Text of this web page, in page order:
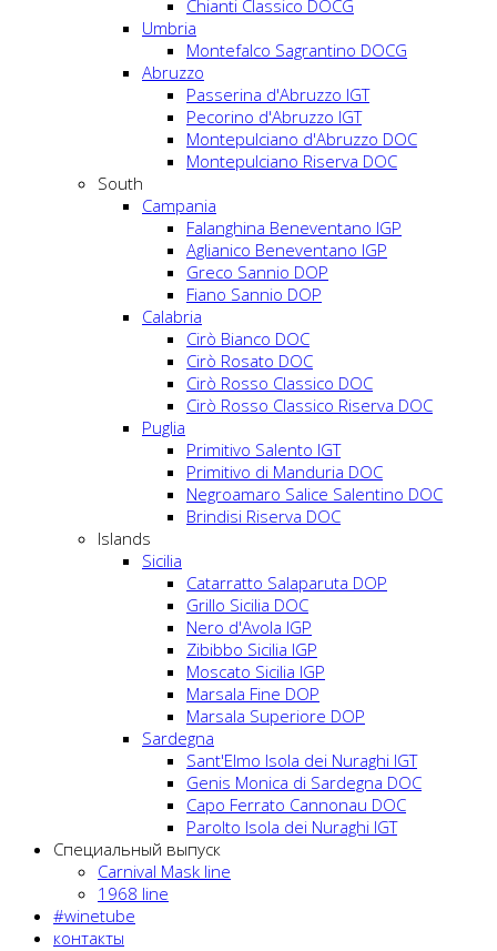
Chianti Classico DOCG
Umbria
Montefalco Sagrantino DOCG
Abruzzo
Passerina d'Abruzzo IGT
Pecorino d'Abruzzo IGT
Montepulciano d'Abruzzo DOC
Montepulciano Riserva DOC
South
Campania
Falanghina Beneventano IGP
Aglianico Beneventano IGP
Greco Sannio DOP
Fiano Sannio DOP
Calabria
Cirò Bianco DOC
Cirò Rosato DOC
Cirò Rosso Classico DOC
Cirò Rosso Classico Riserva DOC
Puglia
Primitivo Salento IGT
Primitivo di Manduria DOC
Negroamaro Salice Salentino DOC
Brindisi Riserva DOC
Islands
Sicilia
Catarratto Salaparuta DOP
Grillo Sicilia DOC
Nero d'Avola IGP
Zibibbo Sicilia IGP
Moscato Sicilia IGP
Marsala Fine DOP
Marsala Superiore DOP
Sardegna
Sant'Elmo Isola dei Nuraghi IGT
Genis Monica di Sardegna DOC
Capo Ferrato Cannonau DOC
Parolto Isola dei Nuraghi IGT
Специальный выпуск
Carnival Mask line
1968 line
#winetube
контакты